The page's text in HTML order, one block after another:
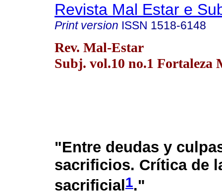
Revista Mal Estar e
Print version ISSN 1518-6148
Rev. Mal-Estar
Subj. vol.10 no.1 Fortaleza
"Entre deudas y
sacrificios. Crítica de
sacrificial 1."